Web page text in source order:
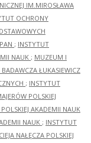
IM.MIROSŁAWA
OCHRONY
; INSTYTUT
NAUK ; MUZEUM I
BADAWCZA ŁUKASIEWICZ
; INSTYTUT
POLSKIEJ
AKADEMII NAUK
NAUK ; INSTYTUT
NAŁĘCZA POLSKIEJ